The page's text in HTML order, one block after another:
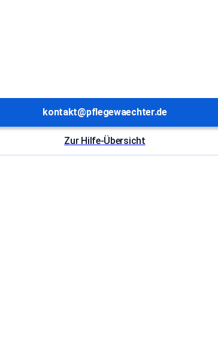
kontakt@pflegewaechter.de
Zur Hilfe-Übersicht